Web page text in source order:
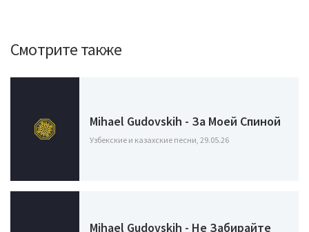
Смотрите также
Mihael Gudovskih - За Моей Спиной
Узбекские и казахские песни, 29.05.26
Mihael Gudovskih - Не Забирайте